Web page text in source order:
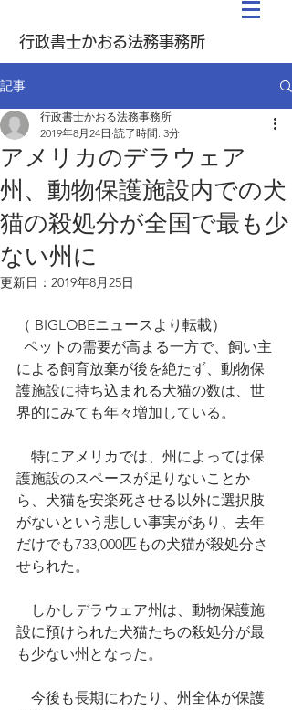
行政書士かおる法務事務所
記事
アメリカのデラウェア
州、動物保護施設内での犬
猫の殺処分が全国で最も少
ない州に
行政書士かおる法務事務所
2019年8月24日 読了時間: 3分
更新日： 2019年8月25日
（ BIGLOBEニュースより転載）
による飼育放棄が後を絶たず、動物保
護施設に持ち込まれる犬猫の数は、世
界的にみても年々増加している。
特にアメリカでは、州によっては保
護施設のスペースが足りないことか
ら、犬猫を安楽死させる以外に選択肢
がないという悲しい事実があり、去年
だけでも733,000匹もの犬猫が殺処分さ
せられた。
しかしデラウェア州は、動物保護施
設に預けられた犬猫たちの殺処分が最
も少ない州となった。
今後も長期にわたり、州全体が保護